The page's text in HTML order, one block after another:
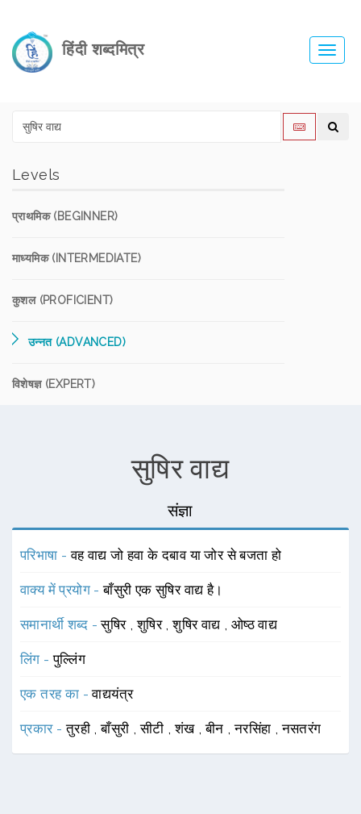
हिंदी शब्दमित्र
Levels
प्राथमिक (BEGINNER)
माध्यमिक (INTERMEDIATE)
कुशल (PROFICIENT)
उन्नत (ADVANCED)
विशेषज्ञ (EXPERT)
सुषिर वाद्य
संज्ञा
परिभाषा -वह वाद्य जो हवा के दबाव या जोर से बजता हो
वाक्य में प्रयोग -बाँसुरी एक सुषिर वाद्य है।
समानार्थी शब्द -सुषिर ,शुषिर ,शुषिर वाद्य , ओष्ठ वाद्य
लिंग -पुल्लिंग
एक तरह का -वाद्ययंत्र
प्रकार -तुरही ,बाँसुरी ,सीटी ,शंख ,बीन ,नरसिंहा ,नसतरंग